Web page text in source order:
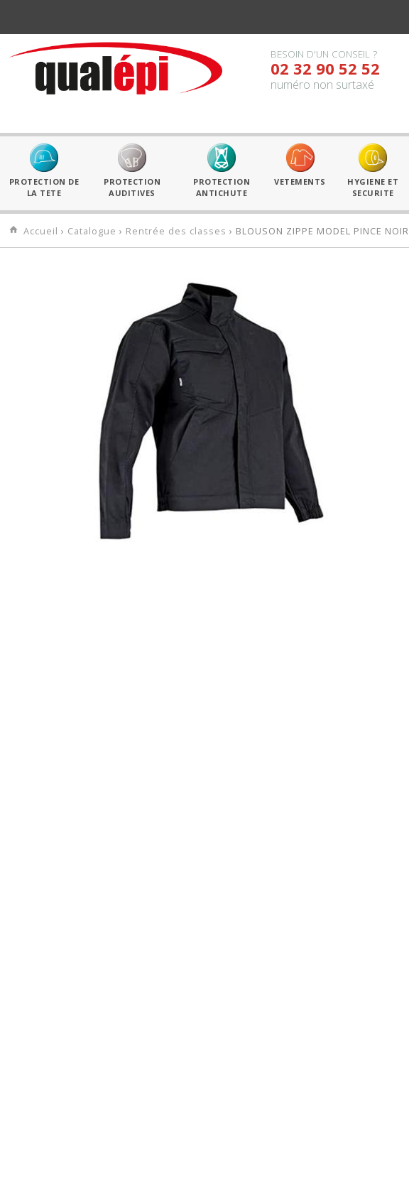
BESOIN D'UN CONSEIL ?
02 32 90 52 52
numéro non surtaxé
PROTECTION DE
LA TETE
PROTECTION
AUDITIVES
PROTECTION
ANTICHUTE
VETEMENTS
HYGIENE ET
SECURITE
Accueil › Catalogue › Rentrée des classes › BLOUSON ZIPPE MODEL PINCE NOIR